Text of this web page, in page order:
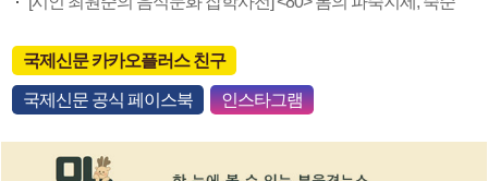
국제신문 카카오플러스 친구
국제신문 공식 페이스북 인스타그램